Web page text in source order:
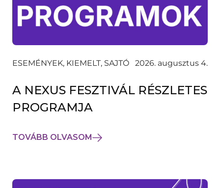
ESEMÉNYEK, KIEMELT, SAJTÓ 2026. augusztus 4.
A NEXUS FESZTIVÁL RÉSZLETES
PROGRAMJA
TOVÁBB OLVASOM